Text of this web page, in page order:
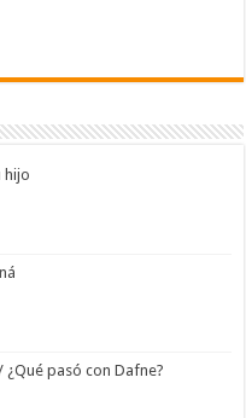
hijo
pasó con Dafne?